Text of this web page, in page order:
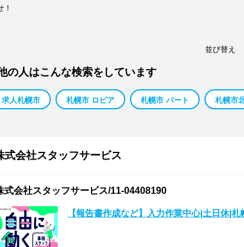
！
並び替え
の人はこんな検索をしています
求人札幌市 札幌市 ロピア 札幌市 パート 札幌市
式会社スタッフサービス
式会社スタッフサービス/11-04408190
【報告書作成など】入力作業中心|土日休|札